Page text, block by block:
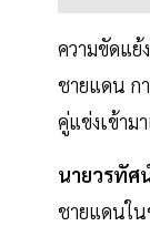
ความขัดแย้
ชายแดน ก
คู่แข่งเข้า
นายวรทัศ
ชายแดนใน